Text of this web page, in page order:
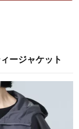
ージャケット